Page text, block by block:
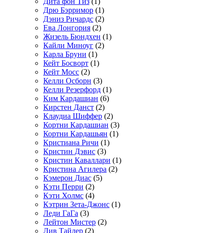
Дрю Бэрримор (1)
Дэниз Ричардс (2)
Ева Лонгория (2)
Жизель Бюндхен (1)
Кайли Миноуг (2)
Карла Бруни (1)
Кейт Босворт (1)
Кейт Мосс (2)
Келли Осборн (3)
Келли Резерфорд (1)
Ким Кардашиан (6)
Кирстен Данст (2)
Клаудиа Шиффер (2)
Кортни Кардашиан (3)
Кортни Кардашьян (1)
Кристиана Ричи (1)
Кристин Дэвис (3)
Кристин Каваллари (1)
Кристина Агилера (2)
Кэмерон Диас (5)
Кэти Перри (2)
Кэти Холмс (4)
Кэтрин Зета-Джонс (1)
Леди ГаГа (3)
Лейтон Мистер (2)
Лив Тайлер (2)